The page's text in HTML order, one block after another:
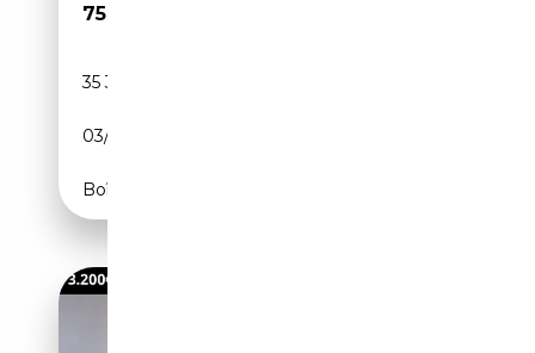
75 450€
35 300 km
03/2025
Boîte automatique